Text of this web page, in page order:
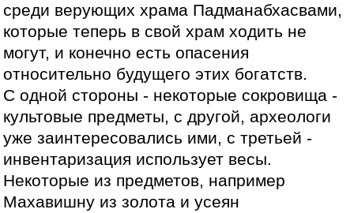
среди верующих храма Падманабхасвами,
которые теперь в свой храм ходить не
могут, и конечно есть опасения
относительно будущего этих богатств.
С одной стороны - некоторые сокровища -
культовые предметы, с другой, археологи
уже заинтересовались ими, с третьей -
инвентаризация использует весы.
Некоторые из предметов, например
Махавишну из золота и усеян